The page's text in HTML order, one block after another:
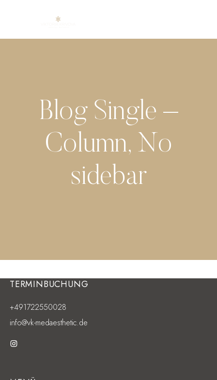
Blog Single –
Column, No
sidebar
TERMINBUCHUNG
+491722550028
info@vk-medaesthetic.de